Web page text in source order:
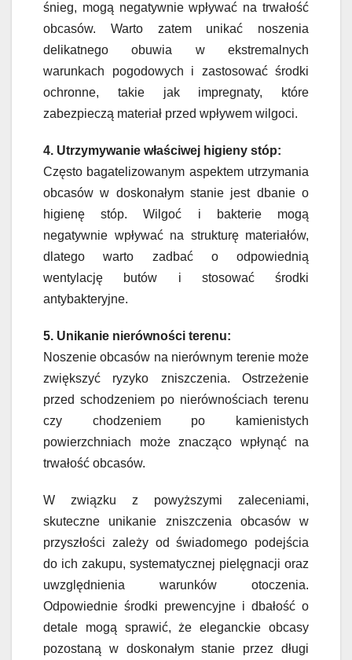
śnieg, mogą negatywnie wpływać na trwałość
obcasów. Warto zatem unikać noszenia
delikatnego obuwia w ekstremalnych
warunkach pogodowych i zastosować środki
ochronne, takie jak impregnaty, które
zabezpieczą materiał przed wpływem wilgoci.
4. Utrzymywanie właściwej higieny stóp:
Często bagatelizowanym aspektem utrzymania
obcasów w doskonałym stanie jest dbanie o
higienę stóp. Wilgoć i bakterie mogą
negatywnie wpływać na strukturę materiałów,
dlatego warto zadbać o odpowiednią
wentylację butów i stosować środki
antybakteryjne.
5. Unikanie nierówności terenu:
Noszenie obcasów na nierównym terenie może
zwiększyć ryzyko zniszczenia. Ostrzeżenie
przed schodzeniem po nierównościach terenu
czy chodzeniem po kamienistych
powierzchniach może znacząco wpłynąć na
trwałość obcasów.
W związku z powyższymi zaleceniami,
skuteczne unikanie zniszczenia obcasów w
przyszłości zależy od świadomego podejścia
do ich zakupu, systematycznej pielęgnacji oraz
uwzględnienia warunków otoczenia.
Odpowiednie środki prewencyjne i dbałość o
detale mogą sprawić, że eleganckie obcasy
pozostaną w doskonałym stanie przez długi